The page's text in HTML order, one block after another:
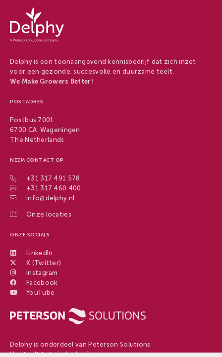
Delphy
-
Delphy
Delphy is een toonaangevend kennisbedrijf dat zich inzet
voor een gezonde, succesvolle en duurzame teelt.
We Make Growers Better!
POSTADRES
Postbus 7001
6700 CA Wageningen
The Netherlands
NEEM CONTACT OP
+31 317 491 578
+31 317 460 400
info@delphy.nl
Onze locaties
ONZE SOCIALS
LinkedIn
X (Twitter)
Instagram
Facebook
YouTube
Delphy is onderdeel van Peterson Solutions
Van teelt tot eindgebruiker